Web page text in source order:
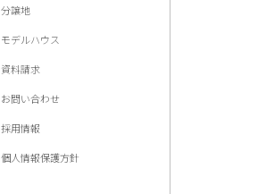
分譲地
モデルハウス
資料請求
お問い合わせ
採用情報
個人情報保護方針